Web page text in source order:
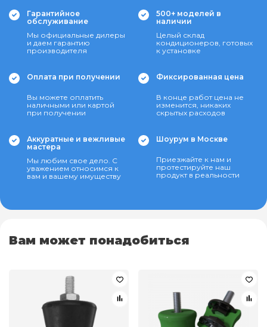
Гарантийное
обслуживание
Мы официальные дилеры
и даем гарантию
производителя
500+ моделей в
наличии
Целый склад
кондиционеров, готовых
к установке
Оплата при получении
Вы можете оплатить
наличными или картой
при получении
Фиксированная цена
В конце работ цена не
изменится, никаких
скрытых расходов
Аккуратные и вежливые
мастера
Мы любим свое дело. С
уважением относимся к
вам и вашему имуществу
Шоурум в Москве
Приезжайте к нам и
протестируйте наш
продукт в реальности
Вам может понадобиться